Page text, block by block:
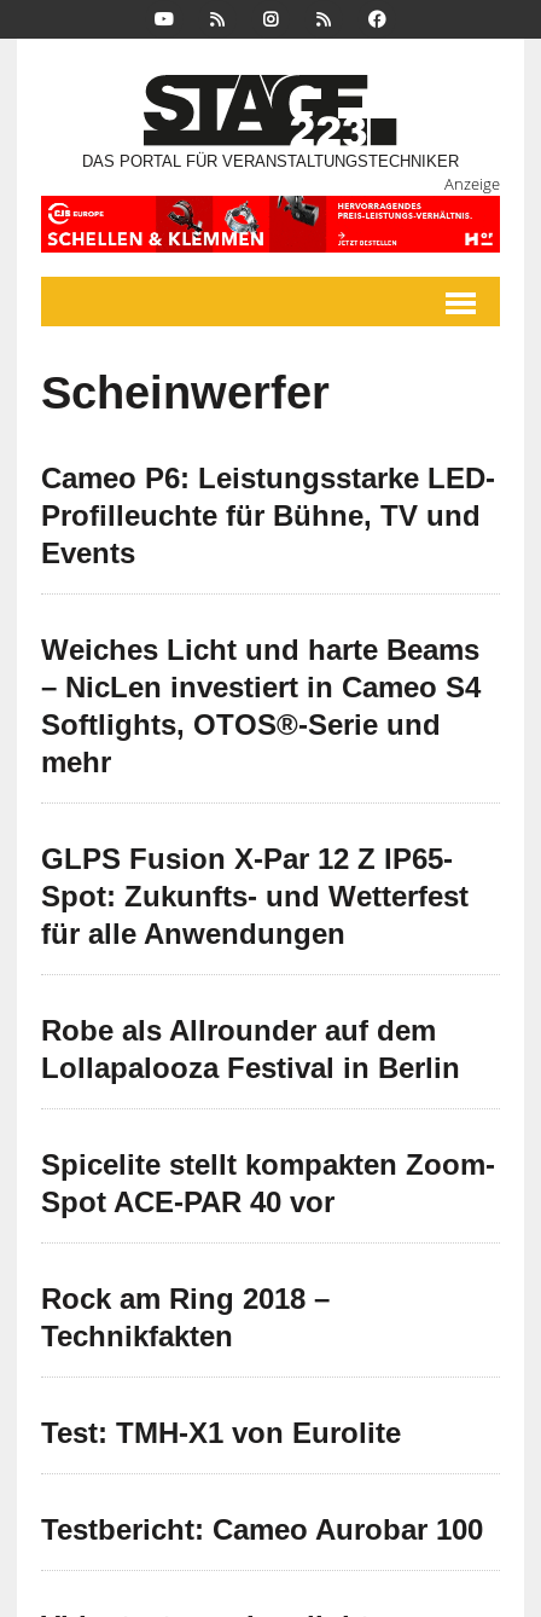
DAS PORTAL FÜR VERANSTALTUNGSTECHNIKER
Anzeige
Scheinwerfer
Cameo P6: Leistungsstarke LED-
Profilleuchte für Bühne, TV und
Events
Weiches Licht und harte Beams
– NicLen investiert in Cameo S4
Softlights, OTOS®-Serie und
mehr
GLPS Fusion X-Par 12 Z IP65-
Spot: Zukunfts- und Wetterfest
für alle Anwendungen
Robe als Allrounder auf dem
Lollapalooza Festival in Berlin
Spicelite stellt kompakten Zoom-
Spot ACE-PAR 40 vor
Rock am Ring 2018 –
Technikfakten
Test: TMH-X1 von Eurolite
Testbericht: Cameo Aurobar 100